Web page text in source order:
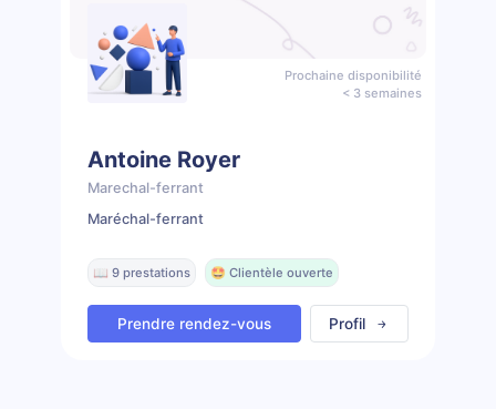
Prochaine disponibilité
< 3 semaines
Antoine Royer
Marechal-ferrant
Maréchal-ferrant
📖 9 prestations 🤩 Clientèle ouverte
Prendre rendez-vous Profil